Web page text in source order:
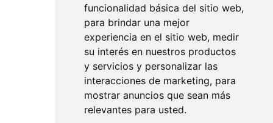
funcionalidad básica del sitio web,
para brindar una mejor
experiencia en el sitio web, medir
su interés en nuestros productos
y servicios y personalizar las
interacciones de marketing, para
mostrar anuncios que sean más
relevantes para usted.